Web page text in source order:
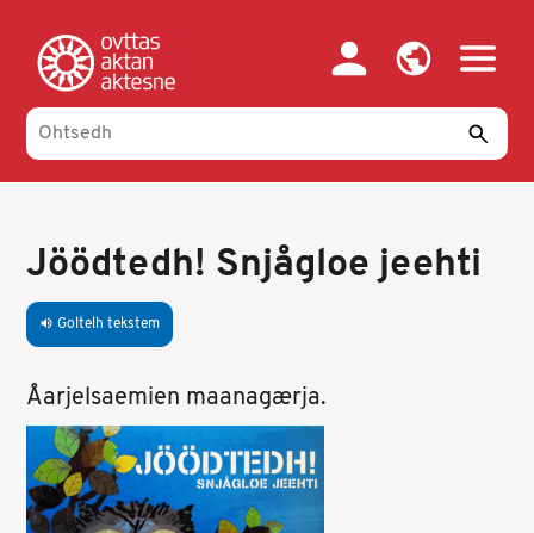
main
content
Jöödtedh! Snjågloe jeehti
volume_up Goltelh tekstem
Åarjelsaemien maanagærja.